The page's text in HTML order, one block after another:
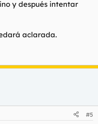
y después intentar
aclarada.
#5